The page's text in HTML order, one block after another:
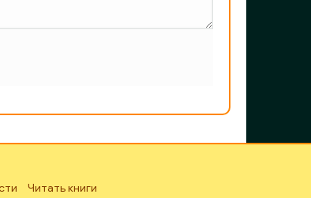
Читать книги